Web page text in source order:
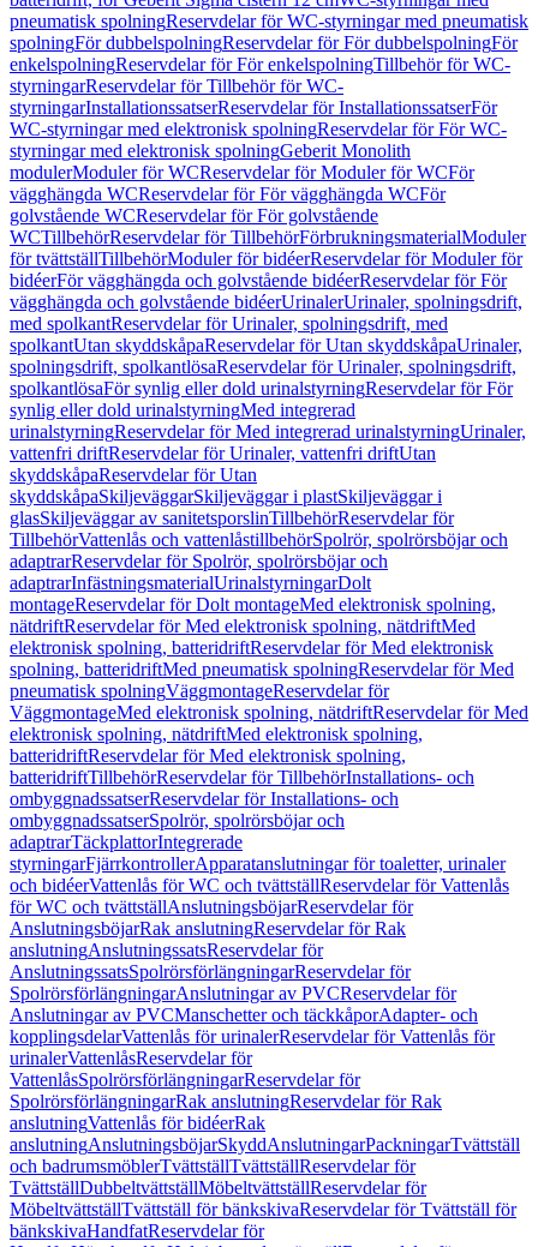
pneumatisk spolningReservdelar för WC-styrningar med pneumatisk
spolningFör dubbelspolningReservdelar för För dubbelspolningFör
enkelspolningReservdelar för För enkelspolningTillbehör för WC-
styrningarReservdelar för Tillbehör för WC-
styrningarInstallationssatserReservdelar för InstallationssatserFör
WC-styrningar med elektronisk spolningReservdelar för För WC-
styrningar med elektronisk spolningGeberit Monolith
modulerModuler för WCReservdelar för Moduler för WCFör
vägghängda WCReservdelar för För vägghängda WCFör
golvstående WCReservdelar för För golvstående
WCTillbehörReservdelar för TillbehörFörbrukningsmaterialModuler
för tvättställTillbehörModuler för bidéerReservdelar för Moduler för
bidéerFör vägghängda och golvstående bidéerReservdelar för För
vägghängda och golvstående bidéerUrinalerUrinaler, spolningsdrift,
med spolkantReservdelar för Urinaler, spolningsdrift, med
spolkantUtan skyddskåpaReservdelar för Utan skyddskåpaUrinaler,
spolningsdrift, spolkantlösaReservdelar för Urinaler, spolningsdrift,
spolkantlösaFör synlig eller dold urinalstyrningReservdelar för För
synlig eller dold urinalstyrningMed integrerad
urinalstyrningReservdelar för Med integrerad urinalstyrningUrinaler,
vattenfri driftReservdelar för Urinaler, vattenfri driftUtan
skyddskåpaReservdelar för Utan
skyddskåpaSkiljeväggarSkiljeväggar i plastSkiljeväggar i
glasSkiljeväggar av sanitetsporslinTillbehörReservdelar för
TillbehörVattenlås och vattenlåstillbehörSpolrör, spolrörsböjar och
adaptrarReservdelar för Spolrör, spolrörsböjar och
adaptrarInfästningsmaterialUrinalstyrningarDolt
montageReservdelar för Dolt montageMed elektronisk spolning,
nätdriftReservdelar för Med elektronisk spolning, nätdriftMed
elektronisk spolning, batteridriftReservdelar för Med elektronisk
spolning, batteridriftMed pneumatisk spolningReservdelar för Med
pneumatisk spolningVäggmontageReservdelar för
VäggmontageMed elektronisk spolning, nätdriftReservdelar för Med
elektronisk spolning, nätdriftMed elektronisk spolning,
batteridriftReservdelar för Med elektronisk spolning,
batteridriftTillbehörReservdelar för TillbehörInstallations- och
ombyggnadssatserReservdelar för Installations- och
ombyggnadssatserSpolrör, spolrörsböjar och
adaptrarTäckplattorIntegrerade
styrningarFjärrkontrollerApparatanslutningar för toaletter, urinaler
och bidéerVattenlås för WC och tvättställReservdelar för Vattenlås
för WC och tvättställAnslutningsböjarReservdelar för
AnslutningsböjarRak anslutningReservdelar för Rak
anslutningAnslutningssatsReservdelar för
AnslutningssatsSpolrörsförlängningarReservdelar för
SpolrörsförlängningarAnslutningar av PVCReservdelar för
Anslutningar av PVCManschetter och täckkåporAdapter- och
kopplingsdelarVattenlås för urinalerReservdelar för Vattenlås för
urinalerVattenlåsReservdelar för
VattenlåsSpolrörsförlängningarReservdelar för
SpolrörsförlängningarRak anslutningReservdelar för Rak
anslutningVattenlås för bidéerRak
anslutningAnslutningsböjarSkyddAnslutningarPackningarTvättställ
och badrumsmöblerTvättställTvättställReservdelar för
TvättställDubbeltvättställMöbeltvättställReservdelar för
MöbeltvättställTvättställ för bänkskivaReservdelar för Tvättställ för
bänkskivaHandfatReservdelar för